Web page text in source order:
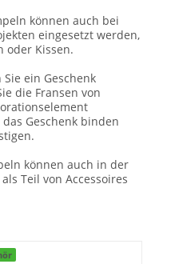
können auch bei
eingesetzt werden,
oder Kissen.
Sie ein Geschenk
die Fransen von
Geschenk binden
können auch in der
Teil von Accessoires